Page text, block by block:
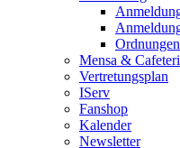
Mensa &
Vertretungsplan
IServ
Fanshop
Kalender
Newsletter